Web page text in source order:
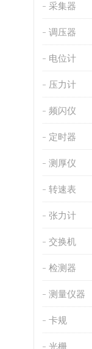
采集器
调压器
电位计
压力计
频闪仪
定时器
测厚仪
转速表
张力计
交换机
检测器
测量仪器
卡规
光栅